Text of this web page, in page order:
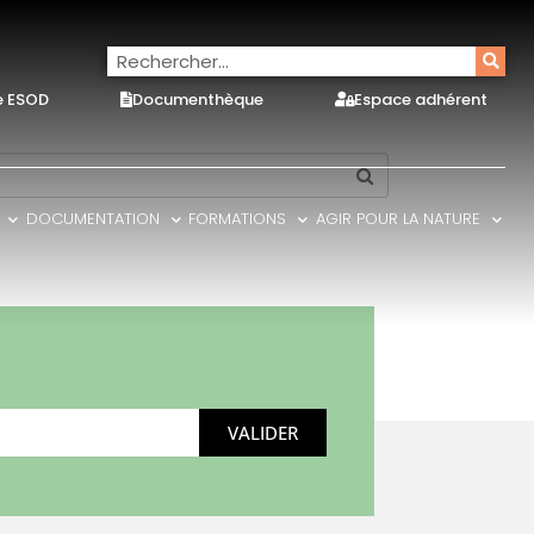
Documenthèque
Espace adhérent
DOCUMENTATION FORMATIONS AGIR POUR LA NATURE
VALIDER